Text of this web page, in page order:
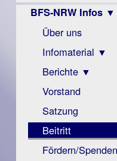
BFS-NRW Infos ▼
Über uns
Infomaterial ▼
Visus
Zeitschrift
Monokular
Mac
Instagram-
Links
Berichte ▼
Archiv
Berichte
Vorstand
Satzung
Beitritt
Fördern/Spenden